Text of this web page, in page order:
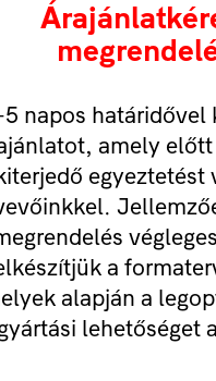
5 napos határidővel
amely
egyeztetést
a
alapján a
lehetőséget